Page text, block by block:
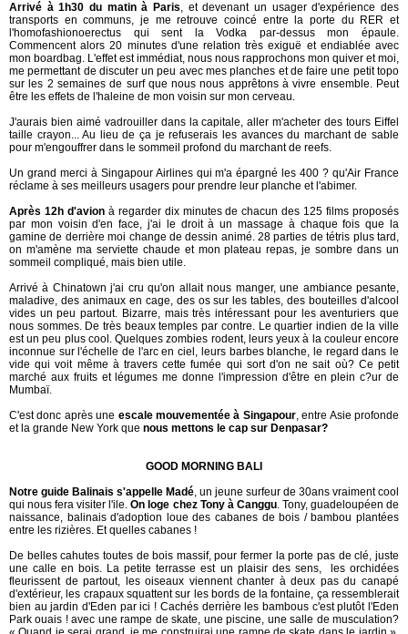
Arrivé à 1h30 du matin à Paris, et devenant un usager d'expérience des
transports en communs, je me retrouve coincé entre la porte du RER et
l'homofashionoerectus qui sent la Vodka par-dessus mon épaule.
Commencent alors 20 minutes d'une relation très exiguë et endiablée avec
mon boardbag. L'effet est immédiat, nous nous rapprochons mon quiver et moi,
me permettant de discuter un peu avec mes planches et de faire une petit topo
sur les 2 semaines de surf que nous nous apprêtons à vivre ensemble. Peut
être les effets de l'haleine de mon voisin sur mon cerveau.
J'aurais bien aimé vadrouiller dans la capitale, aller m'acheter des tours Eiffel
taille crayon... Au lieu de ça je refuserais les avances du marchant de sable
pour m'engouffrer dans le sommeil profond du marchant de reefs.
Un grand merci à Singapour Airlines qui m'a épargné les 400 ? qu'Air France
réclame à ses meilleurs usagers pour prendre leur planche et l'abimer.
Après 12h d'avionà regarder dix minutes de chacun des 125 films proposés
par mon voisin d'en face, j'ai le droit à un massage à chaque fois que la
gamine de derrière moi change de dessin animé. 28 parties de tétris plus tard,
on m'amène ma serviette chaude et mon plateau repas, je sombre dans un
sommeil compliqué, mais bien utile.
Arrivé à Chinatown j'ai cru qu'on allait nous manger, une ambiance pesante,
maladive, des animaux en cage, des os sur les tables, des bouteilles d'alcool
vides un peu partout. Bizarre, mais très intéressant pour les aventuriers que
nous sommes. De très beaux temples par contre. Le quartier indien de la ville
est un peu plus cool. Quelques zombies rodent, leurs yeux à la couleur encore
inconnue sur l'échelle de l'arc en ciel, leurs barbes blanche, le regard dans le
vide qui voit même à travers cette fumée qui sort d'on ne sait où? Ce petit
marché aux fruits et légumes me donne l'impression d'être en plein c?ur de
Mumbaï.
C'est donc après une escale mouvementée à Singapour, entre Asie profonde
et la grande New York que nous mettons le cap sur Denpasar?
GOOD MORNING BALI
Notre guide Balinais s'appelle Madé, un jeune surfeur de 30ans vraiment cool
qui nous fera visiter l'ile.On loge chez Tony à Canggu. Tony, guadeloupéen de
naissance, balinais d'adoption loue des cabanes de bois / bambou plantées
entre les rizières. Et quelles cabanes !
De belles cahutes toutes de bois massif, pour fermer la porte pas de clé, juste
une calle en bois. La petite terrasse est un plaisir des sens, les orchidées
fleurissent de partout, les oiseaux viennent chanter à deux pas du canapé
d'extérieur, les crapaux squattent sur les bords de la fontaine, ça ressemblerait
bien au jardin d'Eden par ici ! Cachés derrière les bambous c'est plutôt l'Eden
Park ouais ! avec une rampe de skate, une piscine, une salle de musculation?